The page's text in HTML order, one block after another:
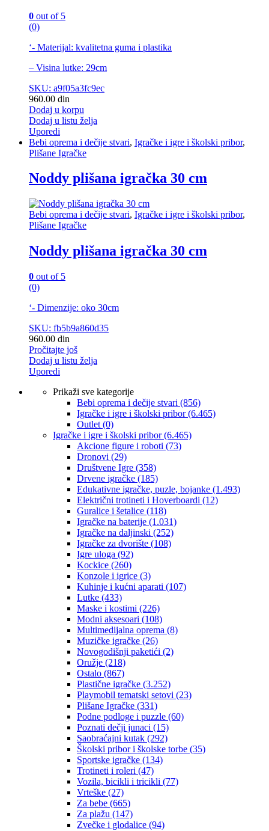
0 out of 5
(0)
‘- Materijal: kvalitetna guma i plastika
– Visina lutke: 29cm
SKU: a9f05a3fc9ec
960.00 din
Dodaj u korpu
Dodaj u listu želja
Uporedi
Bebi oprema i dečije stvari, Igračke i igre i školski pribor,
Plišane Igračke
Noddy plišana igračka 30 cm
Bebi oprema i dečije stvari, Igračke i igre i školski pribor,
Plišane Igračke
Noddy plišana igračka 30 cm
0 out of 5
(0)
‘- Dimenzije: oko 30cm
SKU: fb5b9a860d35
960.00 din
Pročitajte još
Dodaj u listu želja
Uporedi
Prikaži sve kategorije
Bebi oprema i dečije stvari (856)
Igračke i igre i školski pribor(6.465)
Outlet (0)
Igračke i igre i školski pribor(6.465)
Akcione figure i roboti (73)
Dronovi (29)
Društvene Igre (358)
Drvene igračke (185)
Edukativne igračke, puzle, bojanke (1.493)
Električni trotineti i Hoverboardi (12)
Guralice i šetalice (118)
Igračke na baterije (1.031)
Igračke na daljinski (252)
‎Igračke za dvorište (108)
Igre uloga (92)
Kockice (260)
Konzole i igrice (3)
Kuhinje i kućni aparati (107)
Lutke (433)
Maske i kostimi (226)
Modni aksesoari (108)
Multimedijalna oprema (8)
Muzičke igračke (26)
Novogodišnji paketići (2)
Oružje (218)
Ostalo (867)
Plastične igračke (3.252)
Playmobil tematski setovi (23)
Plišane Igračke (331)
Podne podloge i puzzle (60)
Poznati dečji junaci (15)
Saobraćajni kutak (292)
Školski pribor i školske torbe (35)
Sportske igračke (134)
Trotineti i roleri (47)
Vozila, bicikli i tricikli (77)
Vrteške (27)
Za bebe (665)
Za plažu (147)
Zvečke i glodalice (94)